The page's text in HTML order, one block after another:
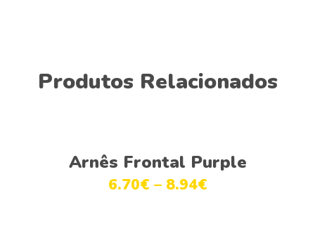
Produtos Relacionados
Ver opções
Arnês Frontal Purple
6.70€ – 8.94€